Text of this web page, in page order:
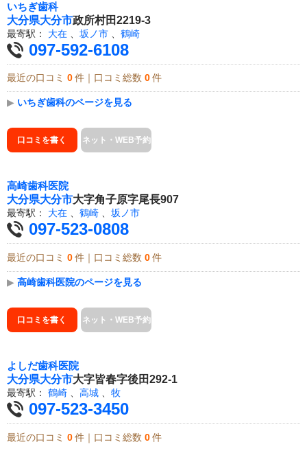
いちぎ歯科
大分県大分市政所村田2219-3
最寄駅： 大在 坂ノ市 鶴崎
097-592-6108
最近の口コミ 0 件｜口コミ総数 0 件
▶ いちぎ歯科のページを見る
口コミを書く ネット・WEB予約
高崎歯科医院
大分県大分市大字角子原字尾長907
最寄駅： 大在 、 鶴崎 、 坂ノ市
097-523-0808
最近の口コミ 0 件｜口コミ総数 0 件
▶ 高崎歯科医院のページを見る
口コミを書く ネット・WEB予約
よしだ歯科医院
大分県大分市大字皆春字後田292-1
最寄駅： 鶴崎 高城 牧
097-523-3450
最近の口コミ 0 件｜口コミ総数 0 件